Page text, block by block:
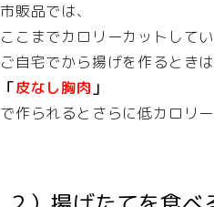
市販品では、
ここまでカロリーカットして
ご自宅でから揚げを作るときは
「皮なし胸肉 」
で作られるとさらに低カロリ